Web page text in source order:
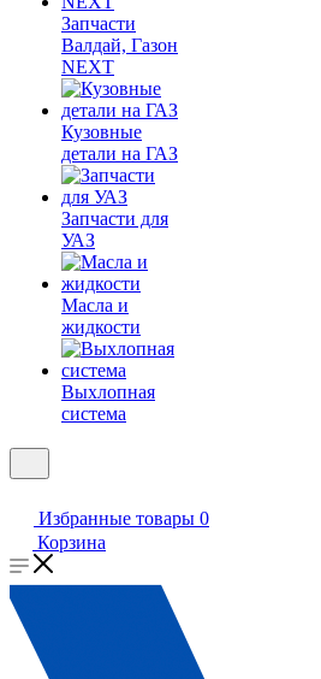
Запчасти
Валдай, Газон
NEXT
Кузовные
детали на ГАЗ
Запчасти для
УАЗ
Масла и
жидкости
Выхлопная
система
Избранные товары 0
Корзина